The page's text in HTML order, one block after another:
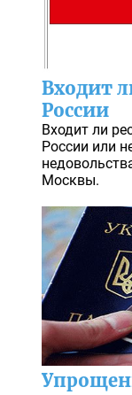
Входит
России
Входит ли
России или
Москвы.